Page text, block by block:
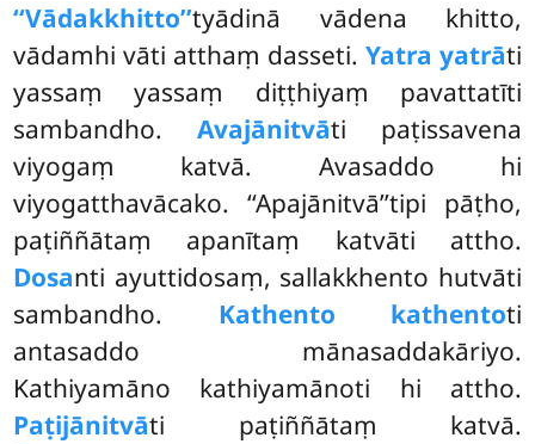
‘‘Vādakkhitto’’tyādinā vādena khitto,
vādamhi vāti atthaṃ dasseti. Yatra yatrāti
yassaṃ yassaṃ diṭṭhiyaṃ pavattatīti
sambandho. Avajānitvāti paṭissavena
viyogaṃ katvā. Avasaddo hi
viyogatthavācako. ‘‘Apajānitvā’’tipi pāṭho,
paṭiññātaṃ apanītaṃ katvāti attho.
Dosanti ayuttidosaṃ, sallakkhento hutvāti
sambandho. Kathento kathentoti
antasaddo mānasaddakāriyo.
Kathiyamāno kathiyamānoti hi attho.
Paṭijānitvāti paṭiññātaṃ katvā.